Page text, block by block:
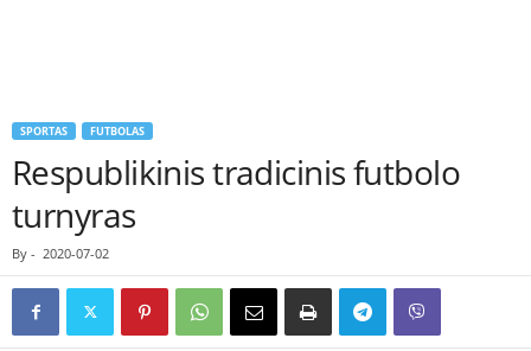
SPORTAS FUTBOLAS
Respublikinis tradicinis futbolo
turnyras
By - 2020-07-02